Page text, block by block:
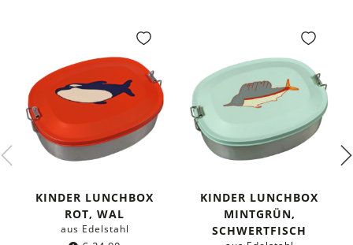
KINDER LUNCHBOX
ROT, WAL
aus Edelstahl
KINDER LUNCHBOX
MINTGRÜN,
SCHWERTFISCH